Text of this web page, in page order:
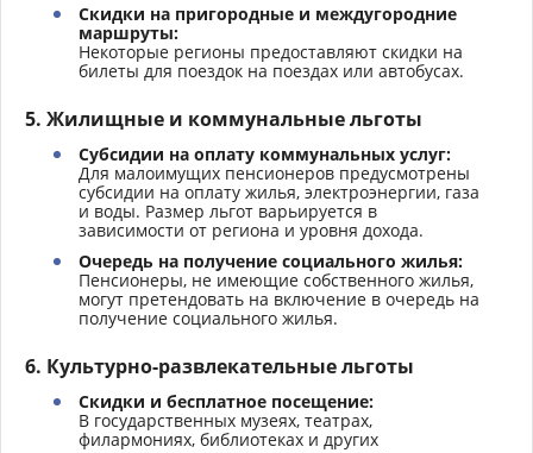
Скидки на пригородные и междугородние
маршруты:
Некоторые регионы предоставляют скидки на
билеты для поездок на поездах или автобусах.
5. Жилищные и коммунальные льготы
Субсидии на оплату коммунальных услуг:
Для малоимущих пенсионеров предусмотрены
субсидии на оплату жилья, электроэнергии, газа
и воды. Размер льгот варьируется в
зависимости от региона и уровня дохода.
Очередь на получение социального жилья:
Пенсионеры, не имеющие собственного жилья,
могут претендовать на включение в очередь на
получение социального жилья.
6. Культурно-развлекательные льготы
Скидки и бесплатное посещение:
В государственных музеях, театрах,
филармониях, библиотеках и других